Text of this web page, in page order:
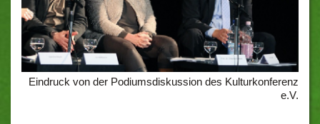
Eindruck von der Podiumsdiskussion des Kulturkonferenz
e.V.